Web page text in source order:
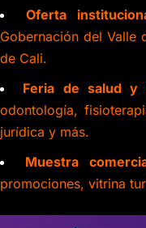
Oferta
Gobernación del Valle
de Cali.
Feria de salud y
odontología,
jurídica y más.
Muestra
promociones, vitrina